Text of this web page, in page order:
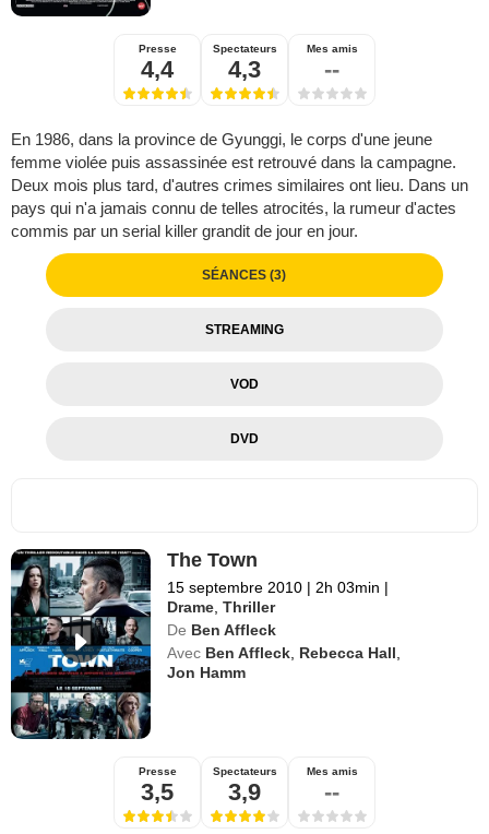
Presse
4,4
Spectateurs
4,3
Mes amis
--
En 1986, dans la province de Gyunggi, le corps d'une jeune
femme violée puis assassinée est retrouvé dans la campagne.
Deux mois plus tard, d'autres crimes similaires ont lieu. Dans un
pays qui n'a jamais connu de telles atrocités, la rumeur d'actes
commis par un serial killer grandit de jour en jour.
SÉANCES (3)
STREAMING
VOD
DVD
The Town
15 septembre 2010 | 2h 03min |
Drame ,Thriller
De Ben Affleck
Avec Ben Affleck Rebecca Hall
Jon Hamm
Presse
3,5
Spectateurs
3,9
Mes amis
--